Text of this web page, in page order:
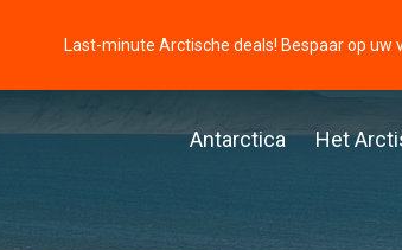
Last-minute Arctische deals! Bespaar op uw
Antarctica Het